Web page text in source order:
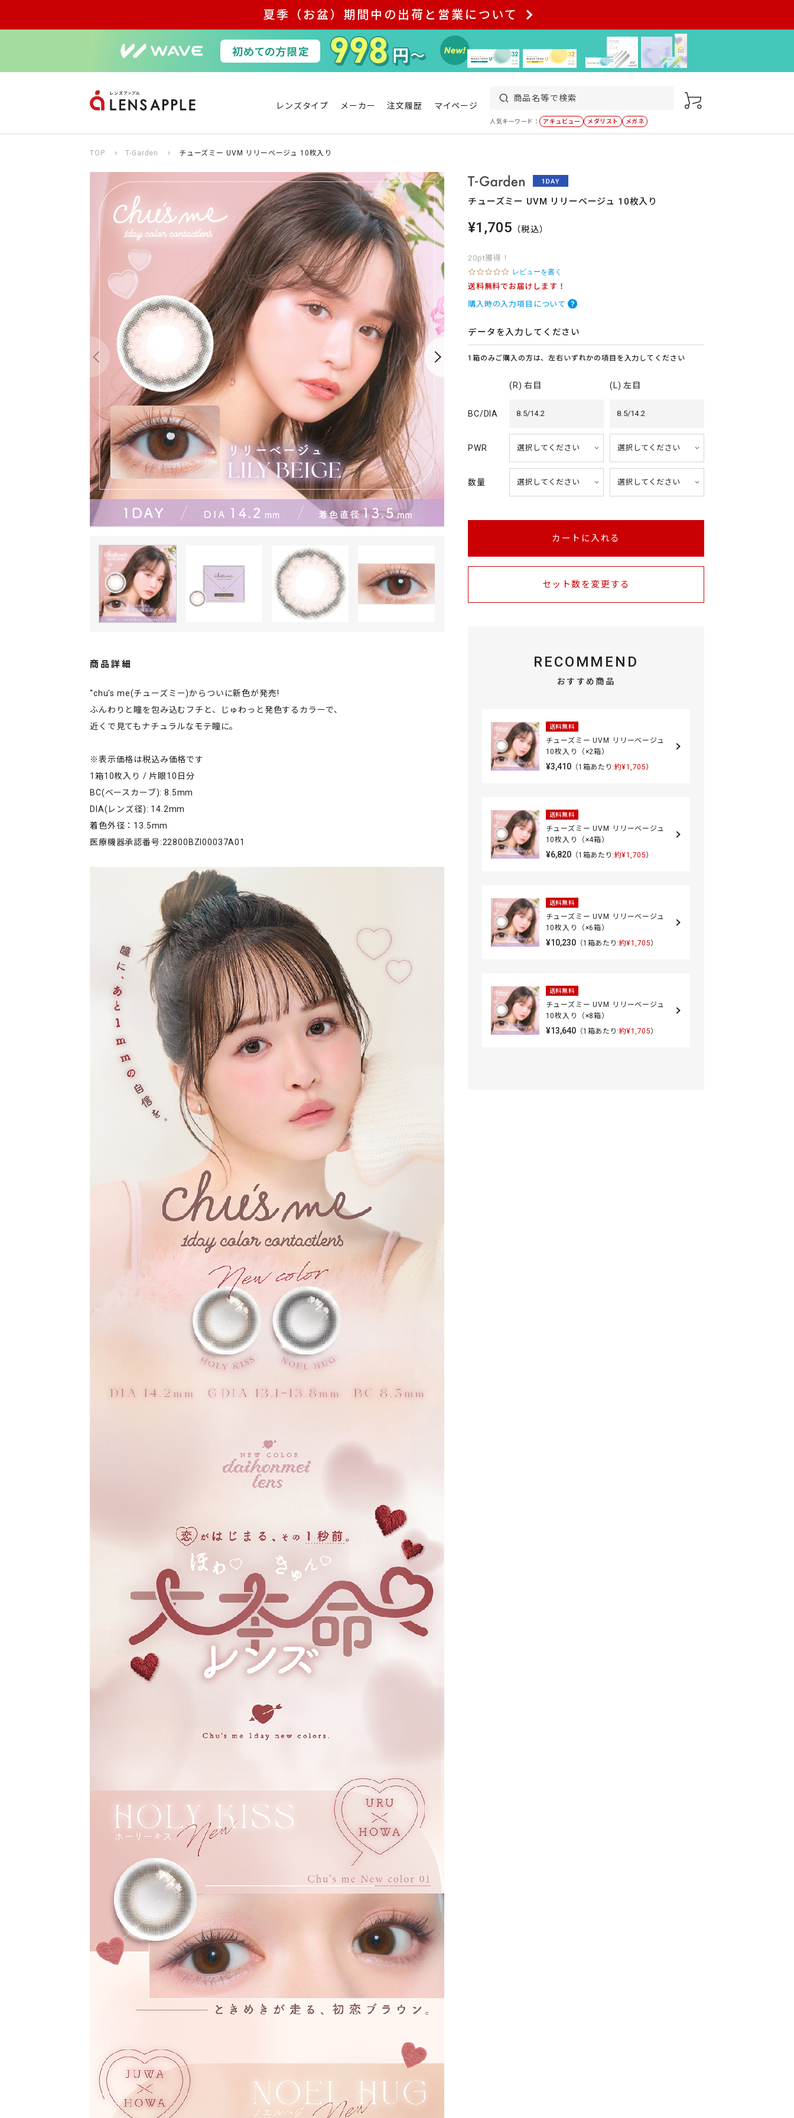
夏季（お盆）期間中の出荷と営業について
レンズタイプ メーカー 注文履歴 マイページ
人気キーワード： アキュビュー メダリスト メガネ
TOP T-Garden チューズミー UVM リリーベージュ 10枚入り
商品詳細
“chu's me(チューズミー)からついに新色が発売!
ふんわりと瞳を包み込むフチと、じゅわっと発色するカラーで、
近くで見てもナチュラルなモテ瞳に。
※表示価格は税込み価格です
1箱10枚入り / 片眼10日分
BC(ベースカーブ): 8.5mm
DIA(レンズ径): 14.2mm
着色外径：13.5mm
医療機器承認番号:22800BZI00037A01
チューズミー UVM リリーベージュ 10枚入り
¥1,705 （税込）
20pt獲得！
0
.
0
s
r
r
a
t
n
g
レビューを書く
送料無料でお届けします！
購入時の入力項目について
データを入力してください
1箱のみご購入の方は、左右いずれかの項目を入力してください
(R) 右目 (L) 左目
BC/DIA 8.5/14.2 8.5/14.2
PWR
数量
カートに入れる
セット数を変更する
RECOMMEND
おすすめ商品
送料無料
チューズミー UVM リリーベージュ
10枚入り（×2箱）
¥3,410（1箱あたり:約¥1,705）
送料無料
チューズミー UVM リリーベージュ
10枚入り（×4箱）
¥6,820（1箱あたり:約¥1,705）
送料無料
チューズミー UVM リリーベージュ
10枚入り（×6箱）
¥10,230（1箱あたり:約¥1,705）
送料無料
チューズミー UVM リリーベージュ
10枚入り（×8箱）
¥13,640（1箱あたり:約¥1,705）